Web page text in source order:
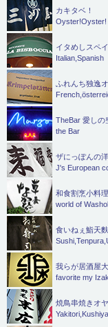
カキタベ！
Oyster!Oyster!
イタめしスペ
Italian,Spanish
ふれんち独逸
TheBar 愛しの
the Bar
ザにっぽんの
J's European
和食割烹小料
world of
食いねぇ鮨天
我らが居酒屋
favorite my
焼鳥串焼きオ